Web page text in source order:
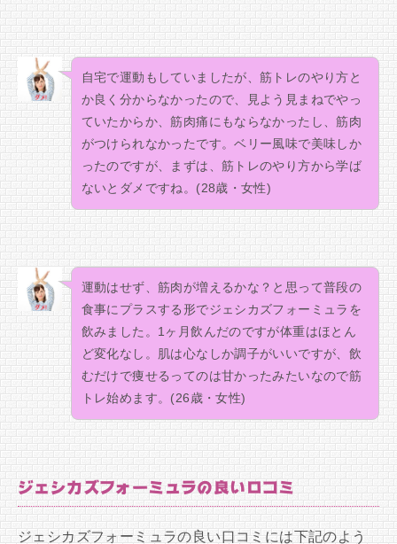
自宅で運動もしていましたが、筋トレのやり方と
か良く分からなかったので、見よう見まねでやっ
ていたからか、筋肉痛にもならなかったし、筋肉
がつけられなかったです。ベリー風味で美味しか
ったのですが、まずは、筋トレのやり方から学ば
ないとダメですね。(28歳・女性)
運動はせず、筋肉が増えるかな？と思って普段の
食事にプラスする形でジェシカズフォーミュラを
飲みました。1ヶ月飲んだのですが体重はほとん
ど変化なし。肌は心なしか調子がいいですが、飲
むだけで痩せるってのは甘かったみたいなので筋
トレ始めます。(26歳・女性)
ジェシカズフォーミュラの良い口コミ
ジェシカズフォーミュラの良い口コミには下記のよう